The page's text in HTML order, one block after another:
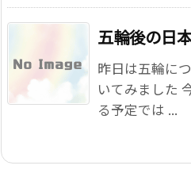
五輪後の日
昨日は五輪に
いてみました
る予定では ...